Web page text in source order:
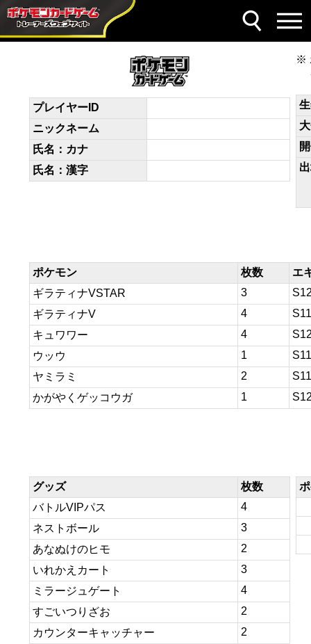
デッキコード
9nNnLL-PrL9WV-PNnnLL
プレイヤーID
ニックネーム
氏名：カナ
氏名：漢字
ポケモン 枚数
エ
ギラティナVSTAR
3
ギラティナV
4
S11
キュワワー
4
ウッウ
1
S11
ヤミラミ
2
S11
かがやくゲッコウガ
1
グッズ
枚数
バトルVIPパス
4
ネストボール
3
あなぬけのヒモ
2
いれかえカート
3
ミラージュゲート
4
すごいつりざお
2
カウンターキャッチャー
2